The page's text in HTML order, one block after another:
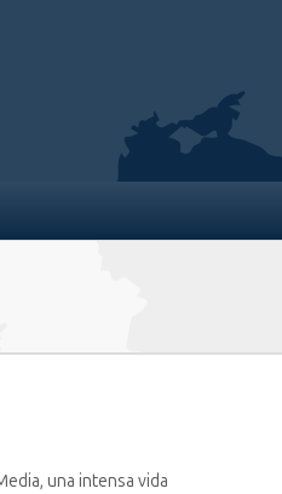
una intensa vida